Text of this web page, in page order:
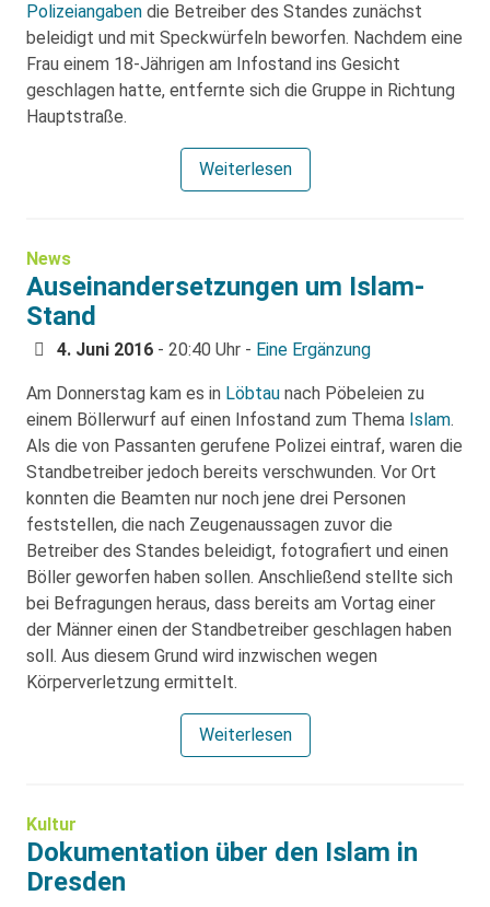
Polizeiangaben die Betreiber des Standes zunächst
beleidigt und mit Speckwürfeln beworfen. Nachdem eine
Frau einem 18-Jährigen am Infostand ins Gesicht
geschlagen hatte, entfernte sich die Gruppe in Richtung
Hauptstraße.
Weiterlesen
News
Auseinandersetzungen um Islam-
Stand
4. Juni 2016 - 20:40 Uhr - Eine Ergänzung
Am Donnerstag kam es in Löbtau nach Pöbeleien zu
einem Böllerwurf auf einen Infostand zum Thema Islam.
Als die von Passanten gerufene Polizei eintraf, waren die
Standbetreiber jedoch bereits verschwunden. Vor Ort
konnten die Beamten nur noch jene drei Personen
feststellen, die nach Zeugenaussagen zuvor die
Betreiber des Standes beleidigt, fotografiert und einen
Böller geworfen haben sollen. Anschließend stellte sich
bei Befragungen heraus, dass bereits am Vortag einer
der Männer einen der Standbetreiber geschlagen haben
soll. Aus diesem Grund wird inzwischen wegen
Körperverletzung ermittelt.
Weiterlesen
Kultur
Dokumentation über den Islam in
Dresden